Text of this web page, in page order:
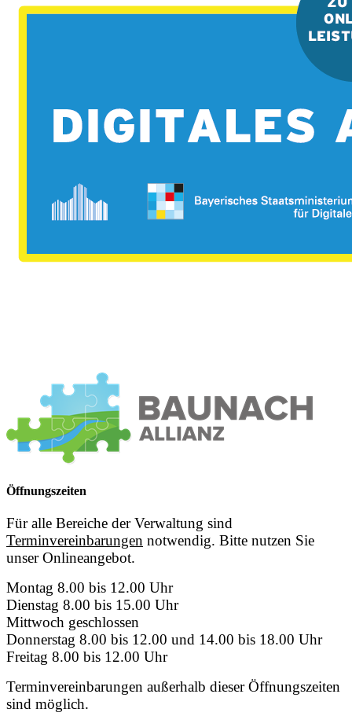
Öffnungszeiten
Für alle Bereiche der Verwaltung sind
Terminvereinbarungen notwendig. Bitte nutzen Sie
unser Onlineangebot.
Montag 8.00 bis 12.00 Uhr
Dienstag 8.00 bis 15.00 Uhr
Mittwoch geschlossen
Donnerstag 8.00 bis 12.00 und 14.00 bis 18.00 Uhr
Freitag 8.00 bis 12.00 Uhr
Terminvereinbarungen außerhalb dieser Öffnungszeiten
sind möglich.